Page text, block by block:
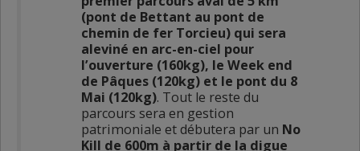
(pont de Bettant au pont de
chemin de fer Torcieu) qui sera
aleviné en arc-en-ciel pour
l’ouverture (160kg), le Week end
de Pâques (120kg) et le pont du 8
Mai (120kg). Tout le reste du
parcours sera en gestion
patrimoniale et débutera par un No
Kill de 600m à partir de la digue